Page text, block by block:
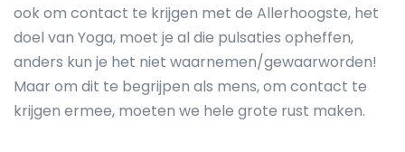
ook om contact te krijgen met de Allerhoogste, het
doel van Yoga, moet je al die pulsaties opheffen,
anders kun je het niet waarnemen/gewaarworden!
Maar om dit te begrijpen als mens, om contact te
krijgen ermee, moeten we hele grote rust maken.